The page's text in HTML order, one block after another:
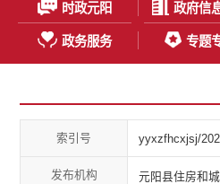
时政元阳 政府信
政务服务 专题
索引号 yyxzfhcxjsj/
发布机构 元阳县住房和